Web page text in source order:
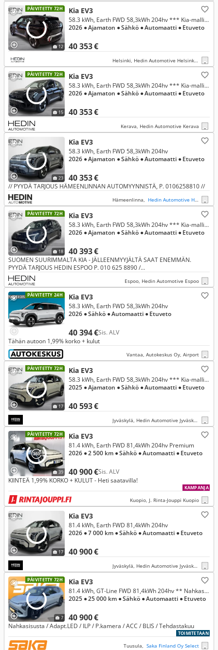
PÄIVITETTY 72H
12
Kia EV3
40 353 €
58.3 kWh, Earth FWD 58,3kWh 204hv *** Kia-mallistoon korko 1,99 % + kulut
2026 ● Ajamaton ● Sähkö ● Automaatti ● Etuveto
Helsinki, Hedin Automotive Helsinki Mekaanikonkatu 12
PÄIVITETTY 72H
15
Kia EV3
40 353 €
58.3 kWh, Earth FWD 58,3kWh 204hv *** Kia-mallistoon korko 1,99 % + kulut
2026 ● Ajamaton ● Sähkö ● Automaatti ● Etuveto
Kerava, Hedin Automotive Kerava
23
Kia EV3
40 353 €
58.3 kWh, Earth FWD 58,3kWh 204hv
2026 ● Ajamaton ● Sähkö ● Automaatti ● Etuveto
// PYYDÄ TARJOUS HÄMEENLINNAN AUTOMYYNNISTÄ, P. 0106258810 //
Hämeenlinna, Hedin Automotive Hämeenlinna
PÄIVITETTY 72H
18
Kia EV3
40 393 €
58.3 kWh, Earth FWD 58,3kWh 204hv *** Kia-mallistoon korko 1,99 % + kulut
2026 ● Ajamaton ● Sähkö ● Automaatti ● Etuveto
SUOMEN SUURIMMALTA KIA - JÄLLEENMYYJÄLTÄ SAAT ENEMMÄN.
PYYDÄ TARJOUS HEDIN ESPOO P. 010 625 8890 /
https://www.hedinautomotive.fi/yhteydenotto/yhteydenottopyynto/
Espoo, Hedin Automotive Espoo
PÄIVITETTY 24H Kia EV3
40 394 €Sis. ALV
58.3 kWh, Earth FWD 58,3kWh 204hv
2026 ● Sähkö ● Automaatti ● Etuveto
Tähän autoon 1,99% korko + kulut
Vantaa, Autokeskus Oy, Airport
PÄIVITETTY 72H
17
Kia EV3
40 593 €
58.3 kWh, Earth FWD 58,3kWh 204hv *** Kia-mallistoon korko 1,99 % + kulut
2025 ● Ajamaton ● Sähkö ● Automaatti ● Etuveto
Jyväskylä, Hedin Automotive Jyväskylä Seppälä
PÄIVITETTY 72H
39
Kia EV3
40 900 €Sis. ALV
81.4 kWh, Earth FWD 81,4kWh 204hv Premium
2026 ● 2 500 km ● Sähkö ● Automaatti ● Etuveto
KIINTEÄ 1,99% KORKO + KULUT - Heti saatavilla!
KAMPANJA
Kuopio, J. Rinta-Jouppi Kuopio
17
Kia EV3
40 900 €
81.4 kWh, Earth FWD 81,4kWh 204hv
2026 ● 7 000 km ● Sähkö ● Automaatti ● Etuveto
Jyväskylä, Hedin Automotive Jyväskylä Seppälä
PÄIVITETTY 72H
7
Kia EV3
40 900 €
81.4 kWh, GT-Line FWD 81,4kWh 204hv ** Nahkasisusta / Adapt.LED / ILP / P.kamera / ACC / BLIS **
2025 ● 25 000 km ● Sähkö ● Automaatti ● Etuveto
Nahkasisusta / Adapt.LED / ILP / P.kamera / ACC / BLIS / Tehdastakuu
TOIMITETAAN
Tuusula, Saka Finland Oy Select